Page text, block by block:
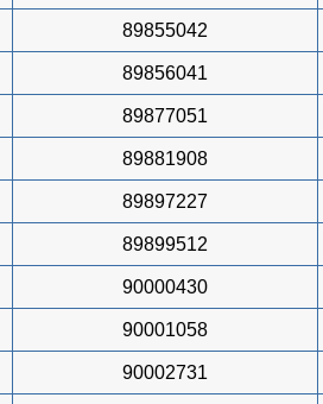
89855042
89856041
89877051
89881908
89897227
89899512
90000430
90001058
90002731